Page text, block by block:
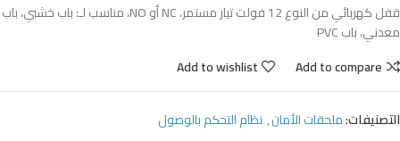
قفل كهربائي من النوع 12 فولت تيار مستمر، NC أو NO، مناسب لـ: باب خشبي، باب
معدني، باب PVC
Add to compare
Add to wishlist
التصنيفات:ملحقات الأمان, نظام التحكم بالوصول